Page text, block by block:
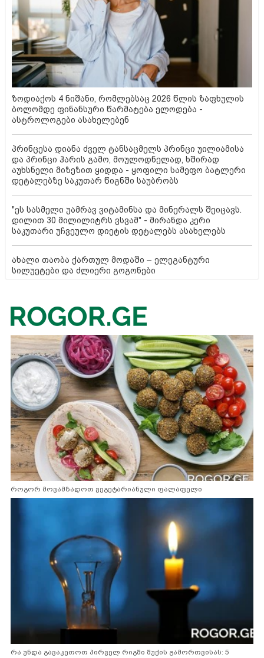
ზოდიაქოს 4 ნიშანი, რომლებსაც 2026 წლის ზაფხულის
ბოლომდე ფინანსური წარმატება ელოდება -
ასტროლოგები ასახელებენ
პრინცესა დიანა ძველ ტანსაცმელს პრინცი უილიამისა
და პრინცი ჰარის გამო, მოულოდნელად, ხშირად
აუხსნელი მიზეზით ყიდდა - ყოფილი სამეფო ბატლერი
დეტალებზე საკუთარ წიგნში საუბრობს
"ეს სასმელი უამრავ ვიტამინსა და მინერალს შეიცავს.
დილით 30 მილილიტრს ვსვამ" - მირანდა კერი
საკუთარი უჩვეულო დიეტის დეტალებს ასახელებს
ახალი თაობა ქართულ მოდაში – ელეგანტური
სილუეტები და ძლიერი გოგონები
როგორ მოვამზადოთ ვეგეტარიანული ფალაფელი
რა უნდა გავაკეთოთ პირველ რიგში შუქის გამორთვისას: 5